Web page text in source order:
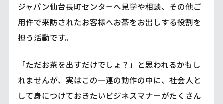
ジャパン仙台長町センターへ見学や相談、その他ご
用件で来訪されたお客様へお茶をお出しする役割を
担う活動です。
「ただお茶を出すだけでしょ？」と思われるかもし
れませんが、実はこの一連の動作の中に、社会人と
して身につけておきたいビジネスマナーがたくさん